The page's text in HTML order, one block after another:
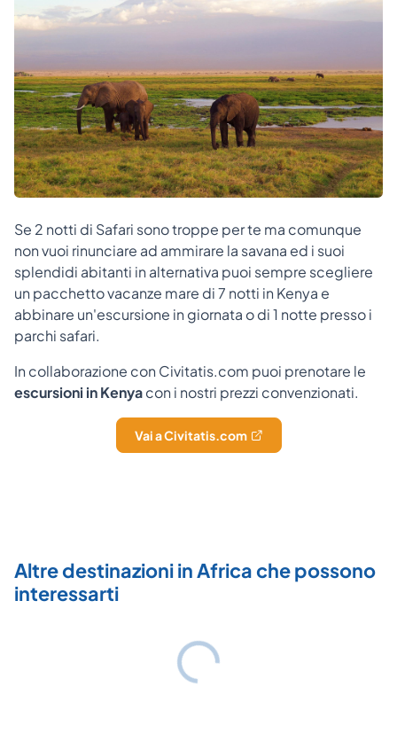
Se 2 notti di Safari sono troppe per te ma comunque
non vuoi rinunciare ad ammirare la savana ed i suoi
splendidi abitanti in alternativa puoi sempre scegliere
un pacchetto vacanze mare di 7 notti in Kenya e
abbinare un'escursione in giornata o di 1 notte presso i
parchi safari.
In collaborazione con Civitatis.com puoi prenotare le
escursioni in Kenyacon i nostri prezzi convenzionati.
Vai a Civitatis.com
Altre destinazioni in Africa che possono
interessarti